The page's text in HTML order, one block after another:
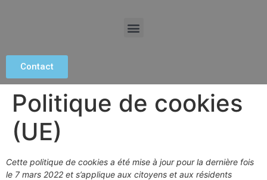
Contact
Politique de cookies
(UE)
Cette politique de cookies a été mise à jour pour la dernière fois
le 7 mars 2022 et s’applique aux citoyens et aux résidents